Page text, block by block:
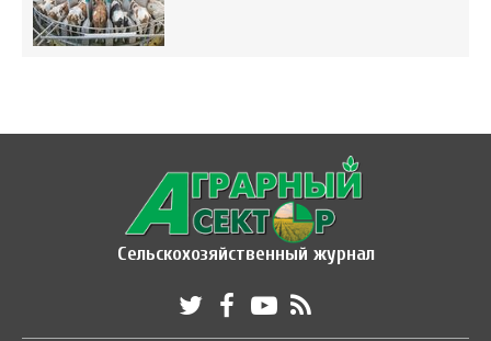
Сельскохозяйственный журнал